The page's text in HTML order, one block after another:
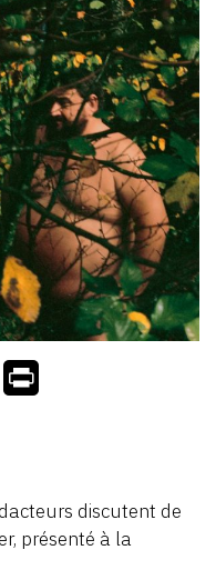
discutent de
présenté à la